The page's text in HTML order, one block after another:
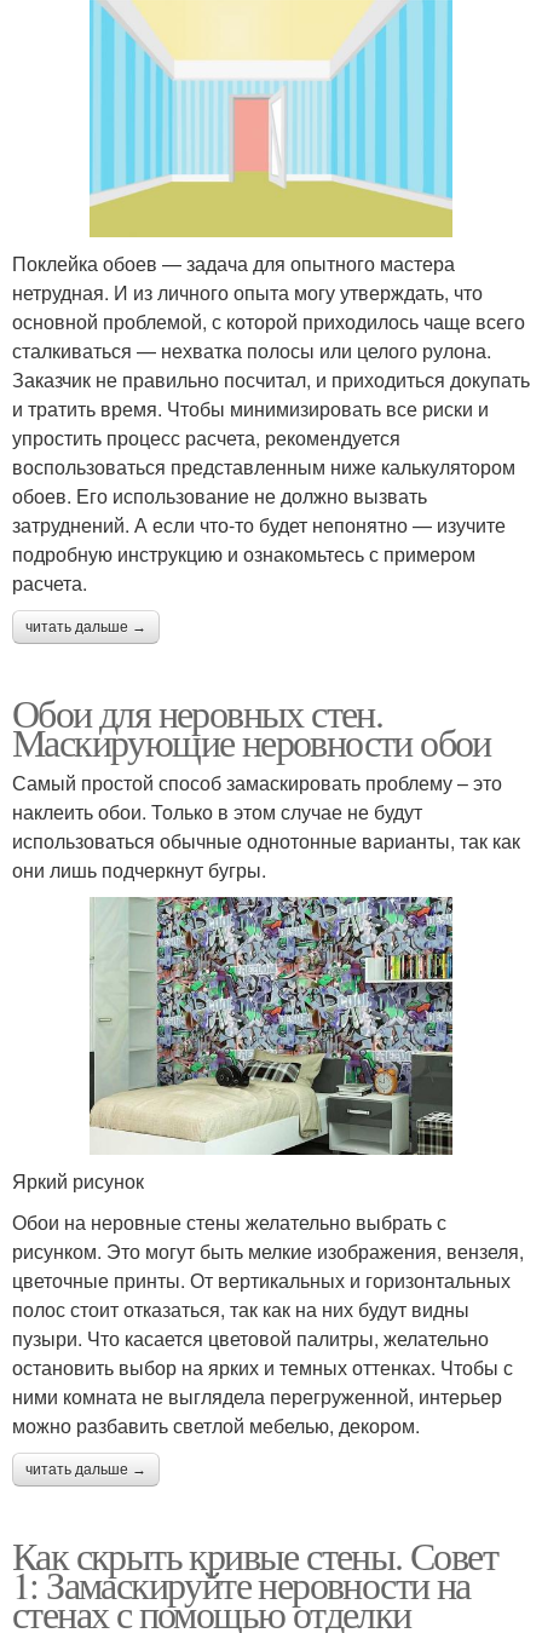
Поклейка обоев — задача для опытного мастера
нетрудная. И из личного опыта могу утверждать, что
основной проблемой, с которой приходилось чаще всего
сталкиваться — нехватка полосы или целого рулона.
Заказчик не правильно посчитал, и приходиться докупать
и тратить время. Чтобы минимизировать все риски и
упростить процесс расчета, рекомендуется
воспользоваться представленным ниже калькулятором
обоев. Его использование не должно вызвать
затруднений. А если что-то будет непонятно — изучите
подробную инструкцию и ознакомьтесь с примером
расчета.
читать дальше →
Обои для неровных стен.
Маскирующие неровности обои
Самый простой способ замаскировать проблему – это
наклеить обои. Только в этом случае не будут
использоваться обычные однотонные варианты, так как
они лишь подчеркнут бугры.
Яркий рисунок
Обои на неровные стены желательно выбрать с
рисунком. Это могут быть мелкие изображения, вензеля,
цветочные принты. От вертикальных и горизонтальных
полос стоит отказаться, так как на них будут видны
пузыри. Что касается цветовой палитры, желательно
остановить выбор на ярких и темных оттенках. Чтобы с
ними комната не выглядела перегруженной, интерьер
можно разбавить светлой мебелью, декором.
читать дальше →
Как скрыть кривые стены. Совет
1: Замаскируйте неровности на
стенах с помощью отделки